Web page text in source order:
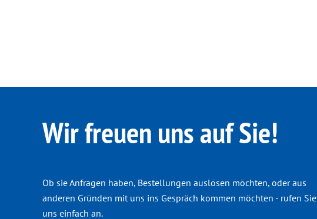
Wir freuen uns auf Sie!
Ob sie Anfragen haben, Bestellungen auslösen möchten, oder aus
anderen Gründen mit uns ins Gespräch kommen möchten - rufen Sie
uns einfach an.